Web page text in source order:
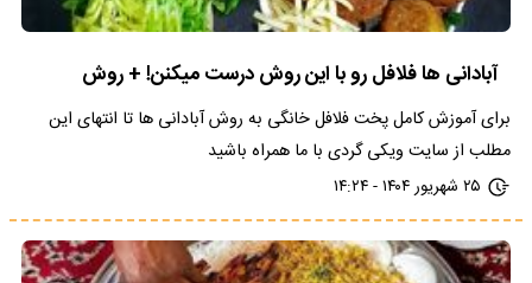
آبادانی ها فلافل رو با این روش درست میکنن! + روش
برای آموزش کامل پخت فلافل خانگی به روش آبادانی ها تا انتهای این
مطلب از سایت ویکی گردی با ما همراه باشید
۲۵ شهریور ۱۴۰۴ - ۱۴:۲۴